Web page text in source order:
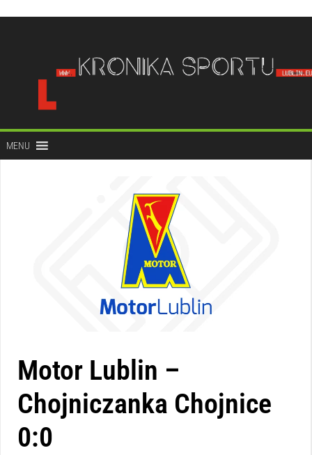
treści
MENU
Motor Lublin –
Chojniczanka Chojnice
0:0